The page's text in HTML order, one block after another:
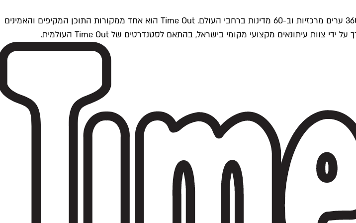
Time Outתל אביב הוא חלק מרשת Time Out Global — רשת מדיה בינלאומית הפועלת ב-360 ערים מרכזיות וב-60 מדינות ברחבי העולם. Time Out הוא אחד ממקורות התוכן המקיפים והאמינים